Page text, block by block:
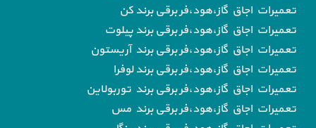
تعمیرات اجاق گاز،هود،فر برقی برند کن
تعمیرات اجاق گاز،هود،فر برقی برند پیلوت
تعمیرات اجاق گاز،هود،فر برقی برند آریستون
تعمیرات اجاق گاز،هود،فر برقی برند لوفرا
تعمیرات اجاق گاز،هود،فر برقی برند توربولاین
تعمیرات اجاق گاز،هود،فر برقی برند مس